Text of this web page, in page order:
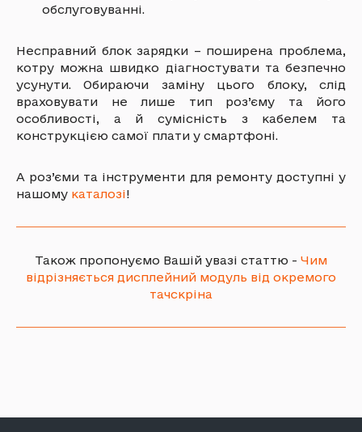
обслуговуванні.
Несправний блок зарядки – поширена проблема,
котру можна швидко діагностувати та безпечно
усунути. Обираючи заміну цього блоку, слід
враховувати не лише тип роз’єму та його
особливості, а й сумісність з кабелем та
конструкцією самої плати у смартфоні.
А роз’єми та інструменти для ремонту доступні у
нашому каталозі!
Також пропонуємо Вашій увазі статтю - Чим
відрізняється дисплейний модуль від окремого
тачскріна